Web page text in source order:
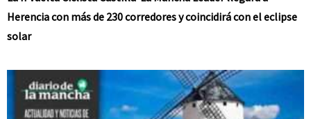
Herencia con más de 230 corredores y coincidirá con el eclipse
solar